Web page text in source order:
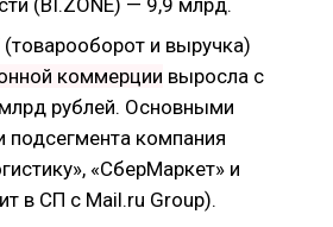
(BI.ZONE) — 9,9 млрд.
(товарооборот и выручка)
коммерции выросла с
рублей. Основными
подсегмента компания
«СберМаркет» и
в СП с Mail.ru Group).